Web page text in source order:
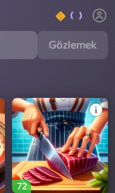
Gözlemek
72